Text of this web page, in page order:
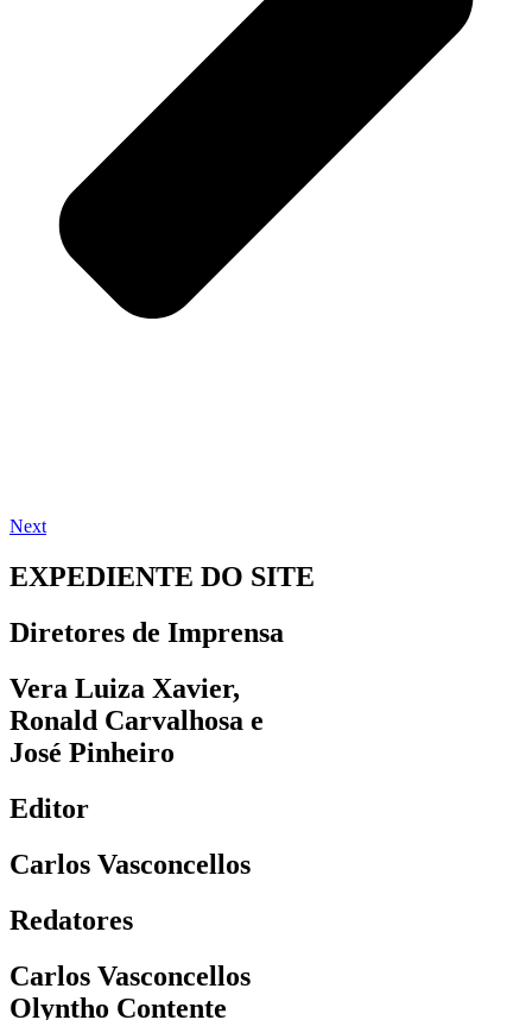
Next
EXPEDIENTE DO SITE
Diretores de Imprensa
Vera Luiza Xavier,
Ronald Carvalhosa e
José Pinheiro
Editor
Carlos Vasconcellos
Redatores
Carlos Vasconcellos
Olyntho Contente